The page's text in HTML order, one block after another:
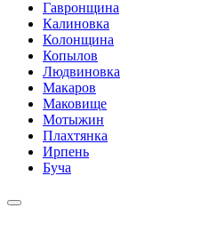
Гавронщина
Калиновка
Колонщина
Копылов
Людвиновка
Макаров
Маковище
Мотыжин
Плахтянка
Ирпень
Буча